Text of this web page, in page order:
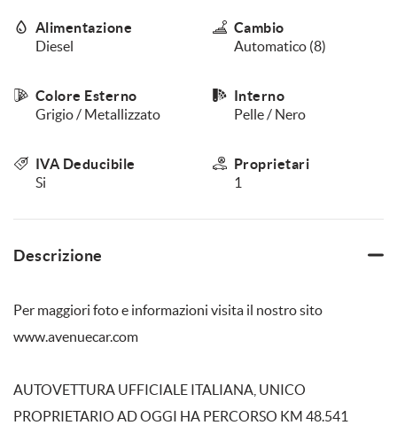
Alimentazione
Diesel
Cambio
Automatico (8)
Colore Esterno
Grigio / Metallizzato
Interno
Pelle / Nero
IVA Deducibile
Si
Proprietari
1
Descrizione
Per maggiori foto e informazioni visita il nostro sito
www.avenuecar.com
AUTOVETTURA UFFICIALE ITALIANA, UNICO
PROPRIETARIO AD OGGI HA PERCORSO KM 48.541
strumenti
si
rimanda
alla
policy.
Puoi
tue
qualsiasi
momento.